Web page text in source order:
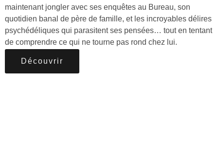
maintenant jongler avec ses enquêtes au Bureau, son
quotidien banal de père de famille, et les incroyables délires
psychédéliques qui parasitent ses pensées… tout en tentant
de comprendre ce qui ne tourne pas rond chez lui.
Découvrir